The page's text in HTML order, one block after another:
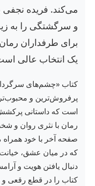
می‌کند. فریده نجفی
و سرگشتگی را به
برای طرفداران
یک انتخاب عالی
کتاب «چشم‌های
پرفروش‌ترین و
است که داستانی
رمان با نثری روان و
صفحه آخر با خود
که در میان عشق،
دنبال یافتن هویت و
کتاب را در قطع رقعی و